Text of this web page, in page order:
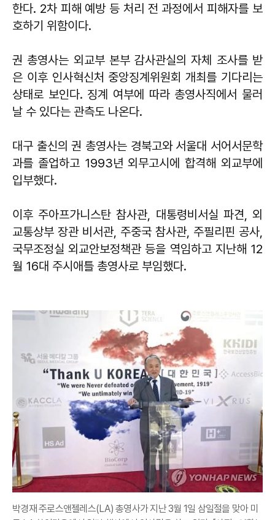
한다. 2차 피해 예방 등 처리 전 과정에서 피해자를 보
호하기 위함이다.
권 총영사는 외교부 본부 감사관실의 자체 조사를 받
은 이후 인사혁신처 중앙징계위원회 개최를 기다리는
상태로 보인다. 징계 여부에 따라 총영사직에서 물러
날 수 있다는 관측도 나온다.
대구 출신의 권 총영사는 경북고와 서울대 서어서문학
과를 졸업하고 1993년 외무고시에 합격해 외교부에
입부했다.
이후 주아프가니스탄 참사관, 대통령비서실 파견, 외
교통상부 장관 비서관, 주중국 참사관, 주필리핀 공사,
국무조정실 외교안보정책관 등을 역임하고 지난해 12
월 16대 주시애틀 총영사로 부임했다.
박경재 주로스앤젤레스(LA) 총영사가 지난 3월 1일 삼일절을 맞아 미